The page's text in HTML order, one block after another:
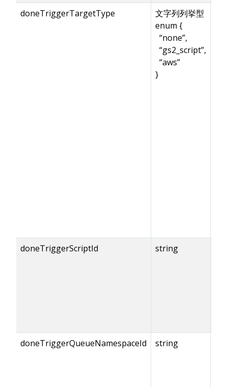
doneTriggerTargetType
文字列列挙型
enum {
“none”,
“gs2_script”,
“aws”
}
doneTriggerScriptId string
doneTriggerQueueNamespaceId string